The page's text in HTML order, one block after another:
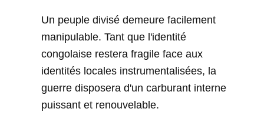
Un peuple divisé demeure facilement
manipulable. Tant que l'identité
congolaise restera fragile face aux
identités locales instrumentalisées, la
guerre disposera d'un carburant interne
puissant et renouvelable.